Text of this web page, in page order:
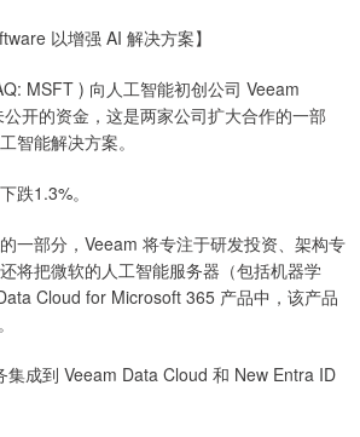
以增强 AI 解决方案】
MSFT ) 向人工智能初创公司 Veeam
开的资金，这是两家公司扩大合作的一部
智能解决方案。
跌1.3%。
一部分，Veeam 将专注于研发投资、架构专
将把微软的人工智能服务器（包括机器学
Cloud for Microsoft 365 产品中，该产品
集成到 Veeam Data Cloud 和 New Entra ID